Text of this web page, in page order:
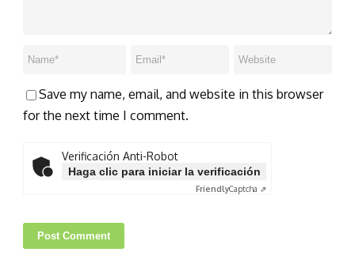
Save my name, email, and website in this browser
for the next time I comment.
Verificación Anti-Robot
Haga clic para iniciar la verificación
FriendlyCaptcha ⇗